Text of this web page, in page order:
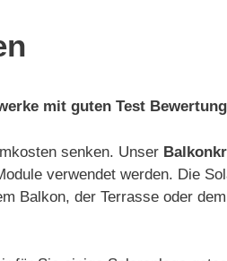
mit guten Test
senken. Unser
verwendet werden. Die
Balkon, der Terrasse oder